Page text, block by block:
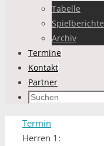
Tabelle
Spielberichte
Archiv
Termine
Kontakt
Partner
Suchen
Start
Termin
Herren 1: